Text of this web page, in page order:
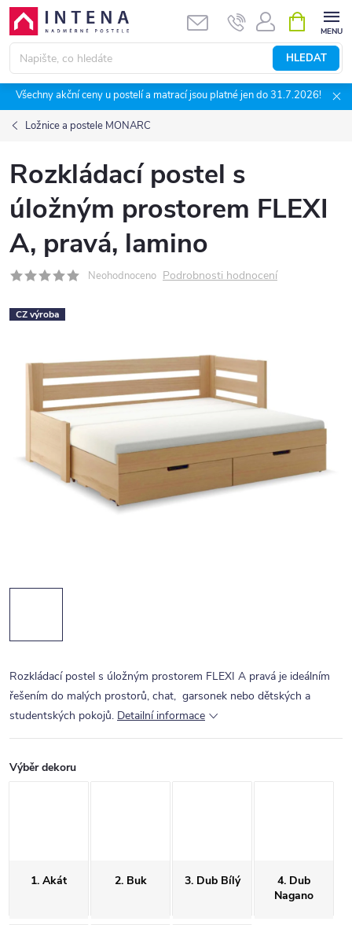
Přejít
obsah
HLEDAT
NÁKUPNÍ
KOŠÍK
Všechny akční ceny u postelí a matrací jsou platné jen do 31.7.2026!
Ložnice a postele MONARC
Rozkládací postel s
úložným prostorem FLEXI
A, pravá, lamino
Neohodnoceno Podrobnosti hodnocení
CZ výroba
Rozkládací postel s úložným prostorem FLEXI A pravá je ideálním
řešením do malých prostorů, chat, garsonek nebo dětských a
studentských pokojů. Detailní informace
Výběr dekoru
1. Akát 2. Buk 3. Dub Bílý
4. Dub
Nagano